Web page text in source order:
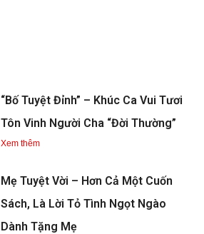
“Bố Tuyệt Đỉnh” – Khúc Ca Vui Tươi
Tôn Vinh Người Cha “Đời Thường”
Xem thêm
Mẹ Tuyệt Vời – Hơn Cả Một Cuốn
Sách, Là Lời Tỏ Tình Ngọt Ngào
Dành Tặng Mẹ